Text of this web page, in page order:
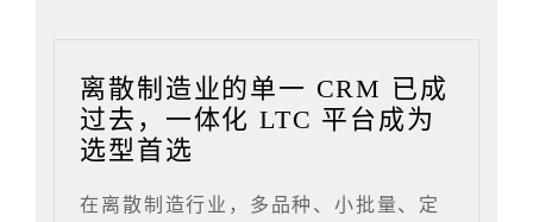
离散制造业的单一 CRM 已成
过去，一体化 LTC 平台成为
选型首选
在离散制造行业，多品种、小批量、定